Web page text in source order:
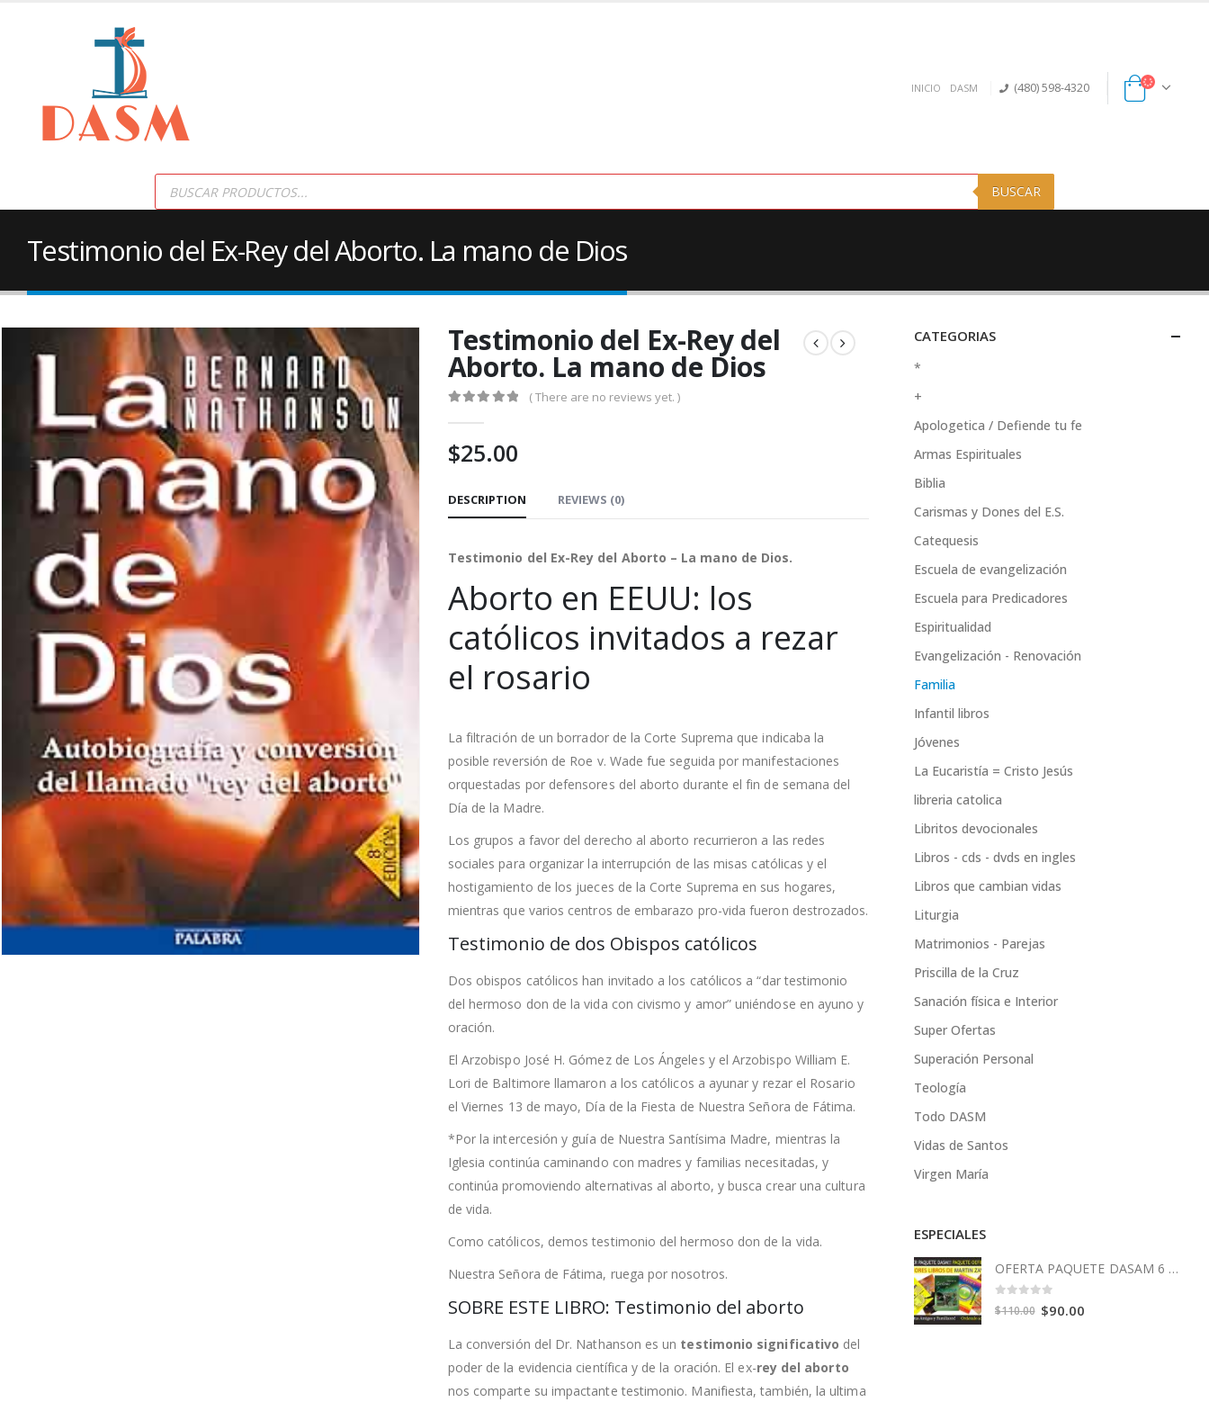
INICIO DASM (480) 598-4320
Products
search BUSCAR
Testimonio del Ex-Rey del Aborto. La mano de Dios
Testimonio del Ex-Rey del
Aborto. La mano de Dios
( There are no reviews yet. )
$25.00
DESCRIPTION REVIEWS (0)
Testimonio del Ex-Rey del Aborto – La mano de Dios.
Aborto en EEUU: los
católicos invitados a rezar
el rosario
La filtración de un borrador de la Corte Suprema que indicaba la
posible reversión de Roe v. Wade fue seguida por manifestaciones
orquestadas por defensores del aborto durante el fin de semana del
Día de la Madre.
Los grupos a favor del derecho al aborto recurrieron a las redes
sociales para organizar la interrupción de las misas católicas y el
hostigamiento de los jueces de la Corte Suprema en sus hogares,
mientras que varios centros de embarazo pro-vida fueron destrozados.
Testimonio de dos Obispos católicos
Dos obispos católicos han invitado a los católicos a “dar testimonio
del hermoso don de la vida con civismo y amor” uniéndose en ayuno y
oración.
El Arzobispo José H. Gómez de Los Ángeles y el Arzobispo William E.
Lori de Baltimore llamaron a los católicos a ayunar y rezar el Rosario
el Viernes 13 de mayo, Día de la Fiesta de Nuestra Señora de Fátima.
*Por la intercesión y guía de Nuestra Santísima Madre, mientras la
Iglesia continúa caminando con madres y familias necesitadas, y
continúa promoviendo alternativas al aborto, y busca crear una cultura
de vida.
Como católicos, demos testimonio del hermoso don de la vida.
Nuestra Señora de Fátima, ruega por nosotros.
SOBRE ESTE LIBRO: Testimonio del aborto
La conversión del Dr. Nathanson es un testimonio significativo del
poder de la evidencia científica y de la oración. El ex-rey del aborto
nos comparte su impactante testimonio. Manifiesta, también, la ultima
CATEGORIAS
*
+
Apologetica / Defiende tu fe
Armas Espirituales
Biblia
Carismas y Dones del E.S.
Catequesis
Escuela de evangelización
Escuela para Predicadores
Espiritualidad
Evangelización - Renovación
Familia
Infantil libros
Jóvenes
La Eucaristía = Cristo Jesús
libreria catolica
Libritos devocionales
Libros - cds - dvds en ingles
Libros que cambian vidas
Liturgia
Matrimonios - Parejas
Priscilla de la Cruz
Sanación física e Interior
Super Ofertas
Superación Personal
Teología
Todo DASM
Vidas de Santos
Virgen María
ESPECIALES
OFERTA PAQUETE DASAM 6 Libros
0 out of 5
$110.00 Original
$90.00Current